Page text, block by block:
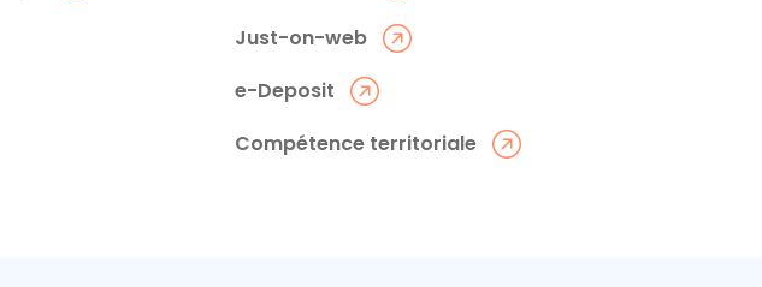
Just-on-web
e-Deposit
Compétence territoriale